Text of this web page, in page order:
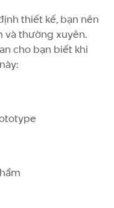
thiết kế, bạn nên
và thường xuyên.
cho bạn biết khi